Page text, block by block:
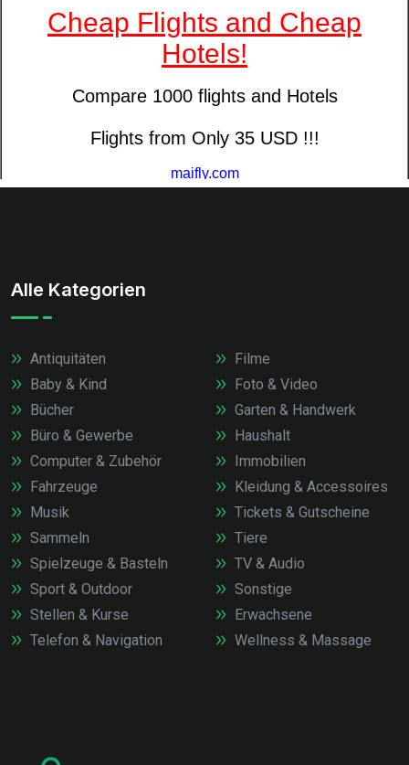
Alle Kategorien
Antiquitäten
Baby & Kind
Bücher
Büro & Gewerbe
Computer & Zubehör
Fahrzeuge
Filme
Foto & Video
Garten & Handwerk
Haushalt
Immobilien
Kleidung & Accessoires
Musik
Sammeln
Spielzeuge & Basteln
Sport & Outdoor
Stellen & Kurse
Telefon & Navigation
Tickets & Gutscheine
Tiere
TV & Audio
Sonstige
Erwachsene
Wellness & Massage